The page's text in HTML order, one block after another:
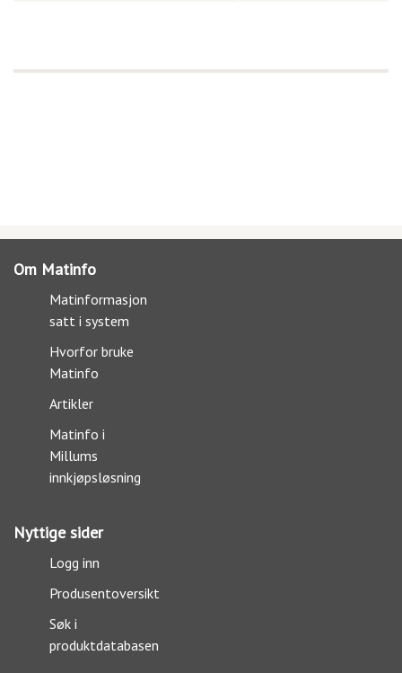
Om Matinfo
Matinformasjon
satt i system
Hvorfor bruke
Matinfo
Artikler
Matinfo i
Millums
innkjøpsløsning
Nyttige sider
Logg inn
Produsentoversikt
Søk i
produktdatabasen